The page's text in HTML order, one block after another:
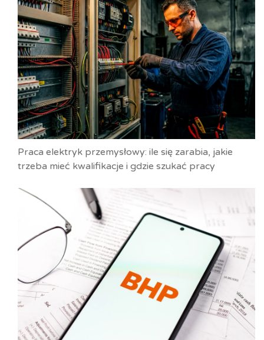
Praca elektryk przemysłowy: ile się zarabia, jakie
trzeba mieć kwalifikacje i gdzie szukać pracy